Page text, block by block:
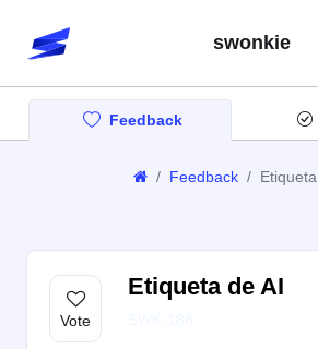
swonkie
Feedback
Feedback
Etiqueta de AI